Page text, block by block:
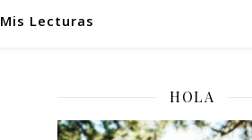
Mis Lecturas
HOLA